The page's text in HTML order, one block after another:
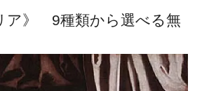
ア》 9種類から選べる無